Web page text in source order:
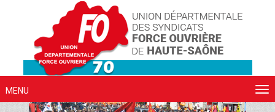
MENU
Cookies management panel